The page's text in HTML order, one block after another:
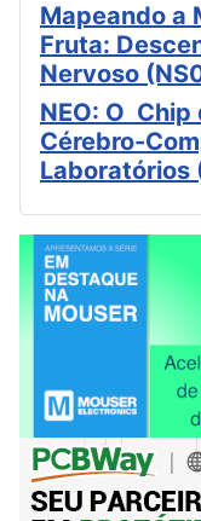
Mapeando a
Fruta:
Nervoso
NEO: O
Cérebro-
Laboratórios